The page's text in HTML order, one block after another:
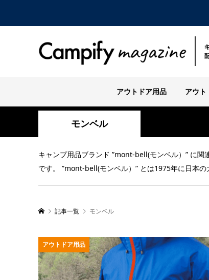
アウトドア用品 アウト
モンベル
キャンプ用品ブランド ”mont-bell(モンベル）” に
です。 ”mont-bell(モンベル）” とは1975年に日本
記事一覧 モンベル
アウトドア用品